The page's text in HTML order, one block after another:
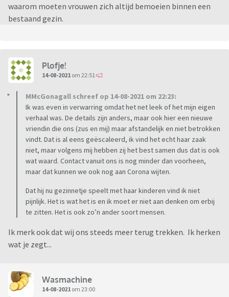
waarom moeten vrouwen zich altijd bemoeien binnen een
bestaand gezin.
Plofje!
14-08-2021 om 22:51
MMcGonagall schreef op 14-08-2021 om 22:23:
Ik was even in verwarring omdat het net leek of het mijn eigen
verhaal was. De details zijn anders, maar ook hier een nieuwe
vriendin die ons (zus en mij) maar afstandelijk en niet betrokken
vindt. Dat is al eens geëscaleerd, ik vind het echt haar zaak
niet, maar volgens mij hebben zij het best samen dus dat is ook
wat waard. Contact vanuit ons is nog minder dan voorheen,
maar dat kunnen we ook nog aan Corona wijten.
Dat hij nu gezinnetje speelt met haar kinderen vind ik niet
pijnlijk. Het is wat het is en ik moet er niet aan denken om erbij
te zitten. Het is ook zo’n ander soort mensen.
Ik merk ook dat wij ons steeds meer terug trekken. Ik herken
wat je zegt...
Wasmachine
14-08-2021 om 23:00